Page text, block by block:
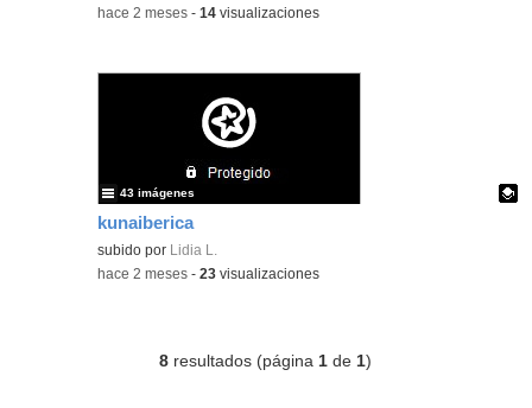
-hace 2 meses -14 visualizaciones
kunaiberica
Contenido educativo.
subido por Lidia L.
43 imágenes
-hace 2 meses -23 visualizaciones
8 resultados (página 1 de 1)